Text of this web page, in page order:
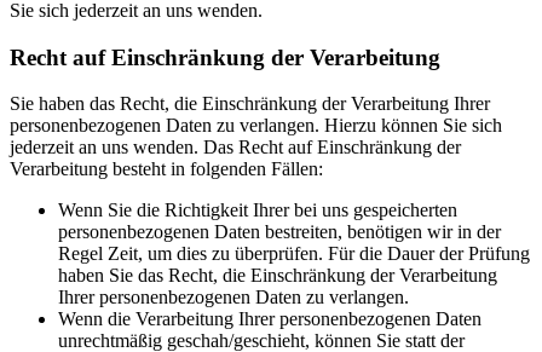
Sie sich jederzeit an uns wenden.
Recht auf Einschränkung der Verarbeitung
Sie haben das Recht, die Einschränkung der Verarbeitung Ihrer
personenbezogenen Daten zu verlangen. Hierzu können Sie sich
jederzeit an uns wenden. Das Recht auf Einschränkung der
Verarbeitung besteht in folgenden Fällen:
Wenn Sie die Richtigkeit Ihrer bei uns gespeicherten
personenbezogenen Daten bestreiten, benötigen wir in der
Regel Zeit, um dies zu überprüfen. Für die Dauer der Prüfung
haben Sie das Recht, die Einschränkung der Verarbeitung
Ihrer personenbezogenen Daten zu verlangen.
Wenn die Verarbeitung Ihrer personenbezogenen Daten
unrechtmäßig geschah/geschieht, können Sie statt der